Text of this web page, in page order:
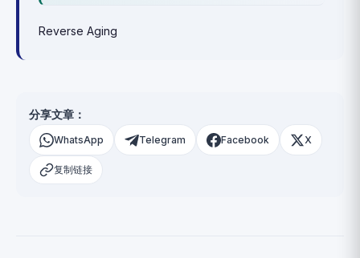
Reverse Aging
分享文章：
WhatsApp Telegram Facebook X
复制链接